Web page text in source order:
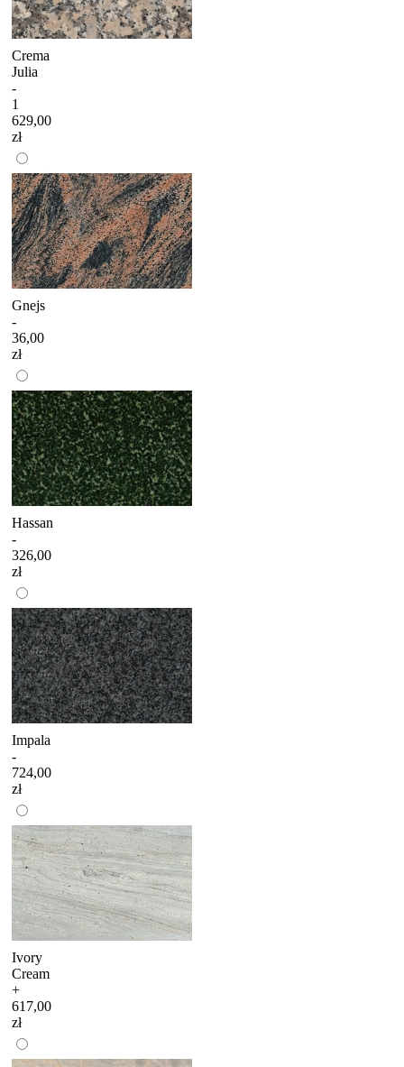
Crema
Julia
-
1
629,00
zł
Gnejs
-
36,00
zł
Hassan
-
326,00
zł
Impala
-
724,00
zł
Ivory
Cream
+
617,00
zł